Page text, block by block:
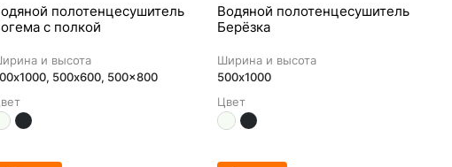
полотенцесушитель
с полкой
и высота
500x600, 500x800
Водяной полотенцесушитель
Берёзка
Ширина и высота
500х1000
Цвет